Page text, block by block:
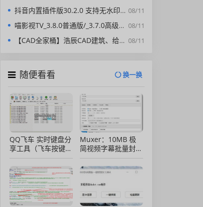
08/11
抖音内置插件版30.2.0 支持无水印下载视频，去广告，精简界面
08/11
喵影视TV_3.8.0普通版/_3.7.0高级版/4.X低版本完美适配/内置源/4K超清
08/11
【CAD全家桶】浩辰CAD建筑、给排水、暖通、电气、电力软件 安装包中文版，亲测可用！
随便看看 换一换
QQ飞车 实时键盘分
享工具（飞车按键显
示）直播专用版
Muxer：10MB 极
简视频字幕批量封装
工具 (单文件/绿色
版)